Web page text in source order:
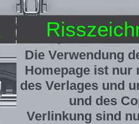
Die Verwendung
Homepage ist nur
des Verlages und
und des
Verlinkung sind